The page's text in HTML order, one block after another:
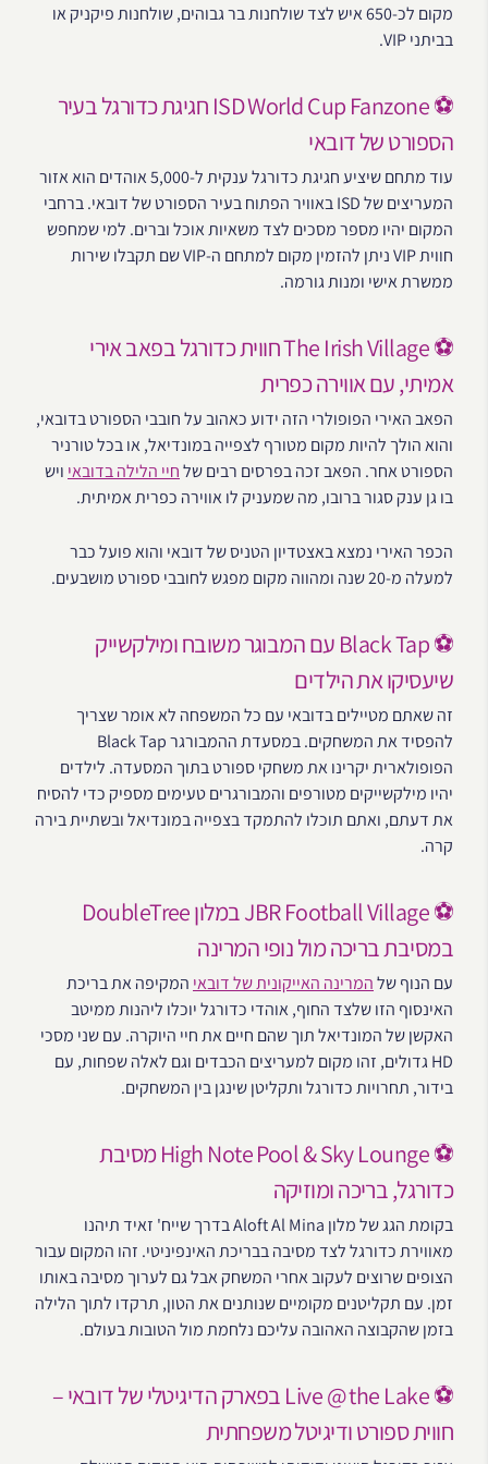
מקום לכ-650 איש לצד שולחנות בר גבוהים, שולחנות פיקניק או
בביתני VIP.
⚽ ISD World Cup Fanzone חגיגת כדורגל בעיר
הספורט של דובאי
עוד מתחם שיציע חגיגת כדורגל ענקית ל-5,000 אוהדים הוא אזור
המעריצים של ISD באוויר הפתוח בעיר הספורט של דובאי. ברחבי
המקום יהיו מספר מסכים לצד משאיות אוכל וברים. למי שמחפש
חווית VIP ניתן להזמין מקום למתחם ה-VIP שם תקבלו שירות
ממשרת אישי ומנות גורמה.
⚽ The Irish Village חווית כדורגל בפאב אירי
אמיתי, עם אווירה כפרית
הפאב האירי הפופולרי הזה ידוע כאהוב על חובבי הספורט בדובאי,
והוא הולך להיות מקום מטורף לצפייה במונדיאל, או בכל טורניר
הספורט אחר. הפאב זכה בפרסים רבים שלחיי הלילה בדובאי ויש
בו גן ענק סגור ברובו, מה שמעניק לו אווירה כפרית אמיתית.
הכפר האירי נמצא באצטדיון הטניס של דובאי והוא פועל כבר
למעלה מ-20 שנה ומהווה מקום מפגש לחובבי ספורט מושבעים.
⚽ Black Tap עם המבוגר משובח ומילקשייק
שיעסיקו את הילדים
זה שאתם מטיילים בדובאי עם כל המשפחה לא אומר שצריך
להפסיד את המשחקים. במסעדת ההמבורגר Black Tap
הפופולארית יקרינו את משחקי ספורט בתוך המסעדה. לילדים
יהיו מילקשייקים מטורפים והמבורגרים טעימים מספיק כדי להסיח
את דעתם, ואתם תוכלו להתמקד בצפייה במונדיאל ובשתיית בירה
קרה.
⚽ JBR Football Village במלון DoubleTree
במסיבת בריכה מול נופי המרינה
עם הנוף שלהמרינה האייקונית של דובאי המקיפה את בריכת
האינסוף הזו שלצד החוף, אוהדי כדורגל יוכלו ליהנות ממיטב
האקשן של המונדיאל תוך שהם חיים את חיי היוקרה. עם שני מסכי
HD גדולים, זהו מקום למעריצים הכבדים וגם לאלה שפחות, עם
בידור, תחרויות כדורגל ותקליטן שינגן בין המשחקים.
⚽ High Note Pool & Sky Lounge מסיבת
כדורגל, בריכה ומוזיקה
בקומת הגג של מלון Aloft Al Mina בדרך שייח' זאיד תיהנו
מאווירת כדורגל לצד מסיבה בבריכת האינפיניטי. זהו המקום עבור
הצופים שרוצים לעקוב אחרי המשחק אבל גם לערוך מסיבה באותו
זמן. עם תקליטנים מקומיים שנותנים את הטון, תרקדו לתוך הלילה
בזמן שהקבוצה האהובה עליכם נלחמת מול הטובות בעולם.
⚽ Live @ the Lake בפארק הדיגיטלי של דובאי –
חווית ספורט ודיגיטל משפחתית